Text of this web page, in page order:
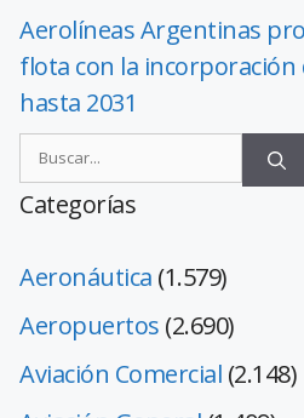
Aerolíneas Argentinas
flota con la incorporación
hasta 2031
Categorías
Aeronáutica (1.579)
Aeropuertos (2.690)
Aviación Comercial (2.148)